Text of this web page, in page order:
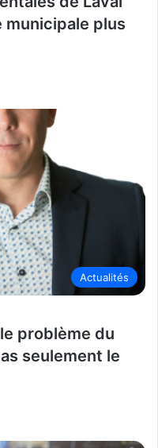
municipale plus
Actualités
problème du
seulement le